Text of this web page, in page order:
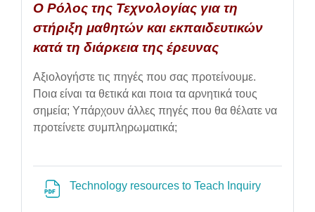
Ο Ρόλος της Τεχνολογίας για τη
στήριξη μαθητών και εκπαιδευτικών
κατά τη διάρκεια της έρευνας
Αξιολογήστε τις πηγές που σας προτείνουμε.
Ποια είναι τα θετικά και ποια τα αρνητικά τους
σημεία; Υπάρχουν άλλες πηγές που θα θέλατε να
προτείνετε συμπληρωματικά;
Technology resources to Teach InquiryFile